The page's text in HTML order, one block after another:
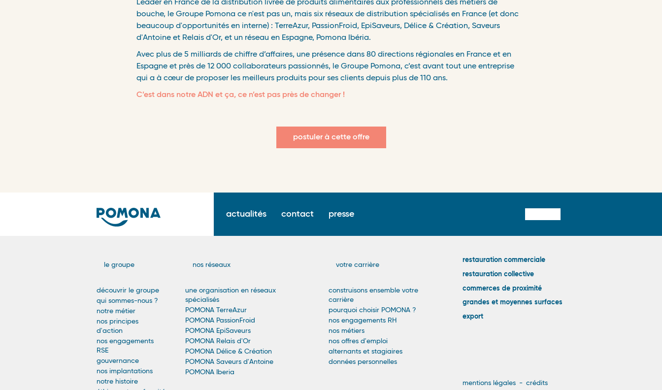
Leader en France de la distribution livrée de produits alimentaires aux professionnels des métiers de
bouche, le Groupe Pomona ce n'est pas un, mais six réseaux de distribution spécialisés en France (et donc
beaucoup d'opportunités en interne) : TerreAzur, PassionFroid, EpiSaveurs, Délice & Création, Saveurs
d'Antoine et Relais d'Or, et un réseau en Espagne, Pomona Ibéria.
Avec plus de 5 milliards de chiffre d’affaires, une présence dans 80 directions régionales en France et en
Espagne et près de 12 000 collaborateurs passionnés, le Groupe Pomona, c’est avant tout une entreprise
qui a à cœur de proposer les meilleurs produits pour ses clients depuis plus de 110 ans.
C’est dans notre ADN et ça, ce n’est pas près de changer !
postuler à cette offre
menu
actualités contact presse
Navigation
Principale
-
Footer
le groupe
découvrir le groupe
qui sommes-nous ?
notre métier
nos principes
d'action
nos engagements
RSE
gouvernance
nos implantations
notre histoire
nos réseaux
une organisation en réseaux
spécialisés
POMONA TerreAzur
POMONA PassionFroid
POMONA EpiSaveurs
POMONA Relais d'Or
POMONA Délice & Création
POMONA Saveurs d'Antoine
POMONA Iberia
votre carrière
construisons ensemble votre
carrière
pourquoi choisir POMONA ?
nos engagements RH
nos métiers
nos offres d'emploi
alternants et stagiaires
données personnelles
Liens
externes
restauration commerciale
restauration collective
commerces de proximité
grandes et moyennes surfaces
export
mentions légales
crédits